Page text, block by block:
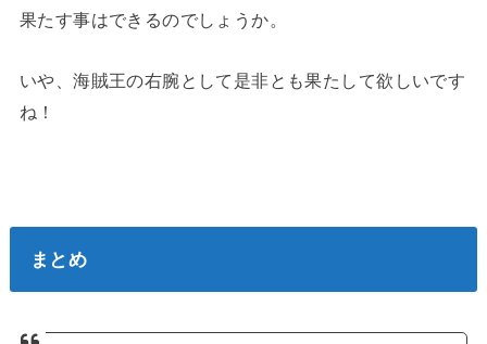
果たす事はできるのでしょうか。
いや、海賊王の右腕として是非とも果たして欲しいです
ね！
まとめ